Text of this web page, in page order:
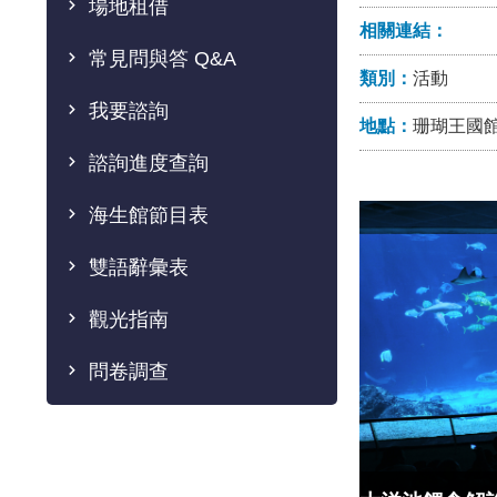
場地租借
常見問與答 Q&A
我要諮詢
諮詢進度查詢
海生館節目表
雙語辭彙表
觀光指南
問卷調查
相關連結：
類別： 活動
地點： 珊瑚王國